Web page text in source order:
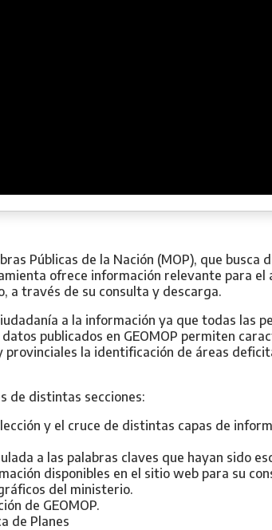
Públicas de la Nación (MOP), que
ofrece información relevante para
a través de su consulta y descarga.
a la información ya que todas las
publicados en GEOMOP permiten
la identificación de áreas
de distintas secciones:
y el cruce de distintas capas de
a las palabras claves que hayan sido
disponibles en el sitio web para su
del ministerio.
de GEOMOP.
de Planes